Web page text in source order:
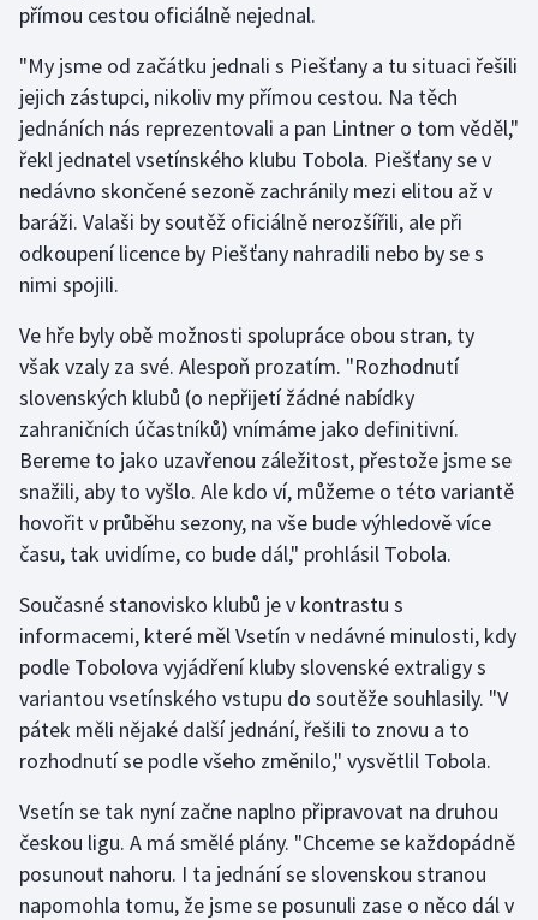
Lyže a snowboard
Moderní pětiboj
Motorsport
Olympijské hry
Parasport
Plavání
Plážový volejbal
Ragby
Rychlobruslení
Rychlostní kanoistika
Short track
Sportovní střelba
Triatlon
Veslování
přímou cestou oficiálně nejednal.
"My jsme od začátku jednali s Piešťany a tu situaci řešili
jejich zástupci, nikoliv my přímou cestou. Na těch
jednáních nás reprezentovali a pan Lintner o tom věděl,"
řekl jednatel vsetínského klubu Tobola. Piešťany se v
nedávno skončené sezoně zachránily mezi elitou až v
baráži. Valaši by soutěž oficiálně nerozšířili, ale při
odkoupení licence by Piešťany nahradili nebo by se s
nimi spojili.
Ve hře byly obě možnosti spolupráce obou stran, ty
však vzaly za své. Alespoň prozatím. "Rozhodnutí
slovenských klubů (o nepřijetí žádné nabídky
zahraničních účastníků) vnímáme jako definitivní.
Bereme to jako uzavřenou záležitost, přestože jsme se
snažili, aby to vyšlo. Ale kdo ví, můžeme o této variantě
hovořit v průběhu sezony, na vše bude výhledově více
času, tak uvidíme, co bude dál," prohlásil Tobola.
Současné stanovisko klubů je v kontrastu s
informacemi, které měl Vsetín v nedávné minulosti, kdy
podle Tobolova vyjádření kluby slovenské extraligy s
variantou vsetínského vstupu do soutěže souhlasily. "V
pátek měli nějaké další jednání, řešili to znovu a to
rozhodnutí se podle všeho změnilo," vysvětlil Tobola.
Vsetín se tak nyní začne naplno připravovat na druhou
českou ligu. A má smělé plány. "Chceme se každopádně
posunout nahoru. I ta jednání se slovenskou stranou
napomohla tomu, že jsme se posunuli zase o něco dál v